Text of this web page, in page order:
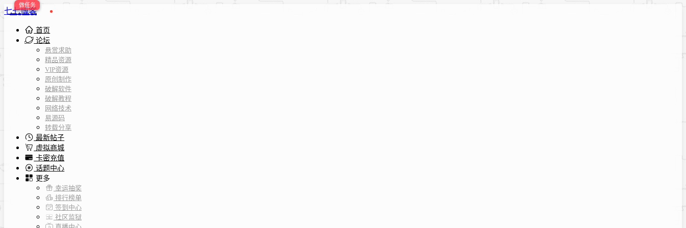
七七博客
首页
论坛
悬赏求助
精品资源
VIP资源
原创制作
破解软件
破解教程
网络技术
易源码
转载分享
最新帖子
虚拟商城
卡密充值
话题中心
更多
幸运抽奖
排行榜单
签到中心
社区监狱